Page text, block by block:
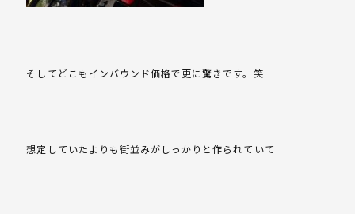
そしてどこもインバウンド価格で更に驚きです。笑
想定していたよりも街並みがしっかりと作られていて